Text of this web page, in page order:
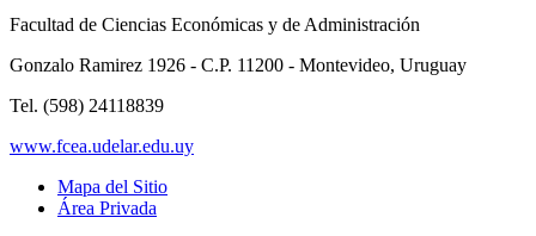
Facultad de Ciencias Económicas y de Administración
Gonzalo Ramirez 1926 - C.P. 11200 - Montevideo, Uruguay
Tel. (598) 24118839
www.fcea.udelar.edu.uy
Mapa del Sitio
Área Privada